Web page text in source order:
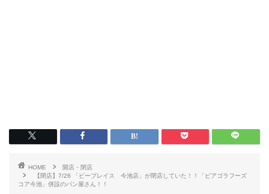
HOME
開店・閉店
【閉店】7/26 「ビープレイス 今池店」が閉店していた！！「ピアゴラフーズ
コア今池」併設のパン屋さん！！